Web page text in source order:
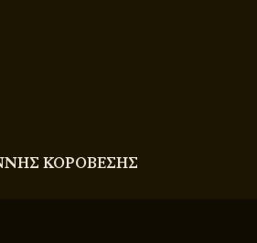
ΚΟΡΟΒΕΣΗΣ